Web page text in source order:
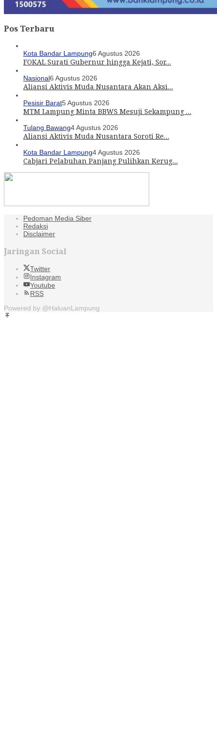
Pos Terbaru
Kota Bandar Lampung6 Agustus 2026
FOKAL Surati Gubernur hingga Kejati, Sor…
Nasional6 Agustus 2026
Aliansi Aktivis Muda Nusantara Akan Aksi…
Pesisir Barat5 Agustus 2026
MTM Lampung Minta BBWS Mesuji Sekampung …
Tulang Bawang4 Agustus 2026
Aliansi Aktivis Muda Nusantara Soroti Re…
Kota Bandar Lampung4 Agustus 2026
Cabjari Pelabuhan Panjang Pulihkan Kerug…
Pedoman Media Siber
Redaksi
Disclaimer
Jaringan Social
Twitter
Instagram
Youtube
RSS
Powered by @HaluanLampung